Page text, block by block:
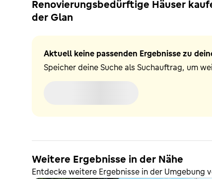
Renovierungsbedürftige Häuser
der Glan
Aktuell keine passenden Ergebnisse zu
Speicher deine Suche als Suchauftrag, um
Weitere Ergebnisse in der Nähe
Entdecke weitere Ergebnisse in der Umgebung